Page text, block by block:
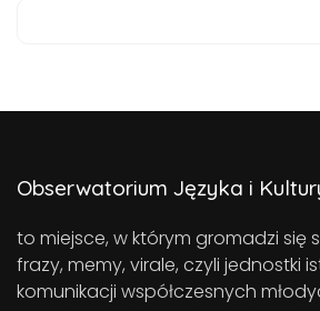
Obserwatorium Języka i
to miejsce, w którym gromadzi się
frazy, memy, virale, czyli jednostki
komunikacji współczesnych